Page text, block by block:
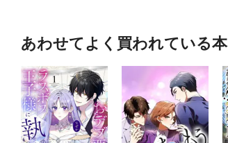
あわせてよく買われている本